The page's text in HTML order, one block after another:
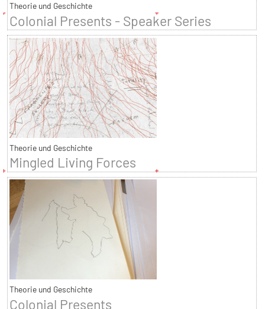
Theorie und Geschichte
Colonial Presents - Speaker Series
Theorie und Geschichte
Mingled Living Forces
Theorie und Geschichte
Colonial Presents